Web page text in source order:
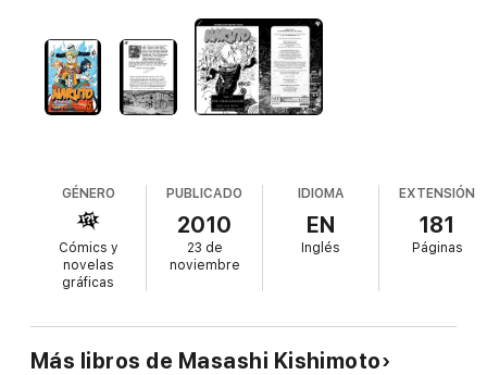
GÉNERO
Cómics y
novelas
gráficas
PUBLICADO
2010
23 de
noviembre
IDIOMA
EN
Inglés
EXTENSIÓN
181
Páginas
Más libros de Masashi Kishimoto